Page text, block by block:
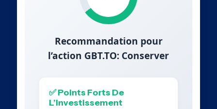
Recommandation pour
l’action GBT.TO: Conserver
✅ Points Forts De
L’Investissement